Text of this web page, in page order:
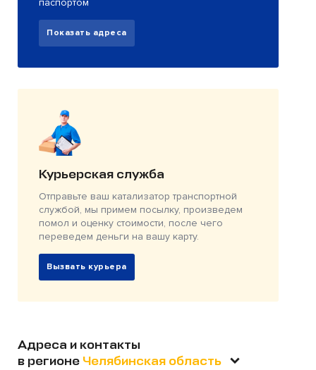
Показать адреса
Курьерская служба
Отправьте ваш катализатор транспортной
службой, мы примем посылку, произведем
помол и оценку стоимости, после чего
переведем деньги на вашу карту.
Вызвать курьера
Адреса и контакты
в регионе Челябинская область